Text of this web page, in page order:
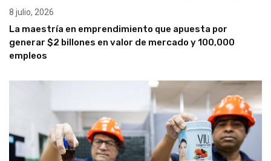
8 julio, 2026
La maestría en emprendimiento que apuesta por
generar $2 billones en valor de mercado y 100,000
empleos